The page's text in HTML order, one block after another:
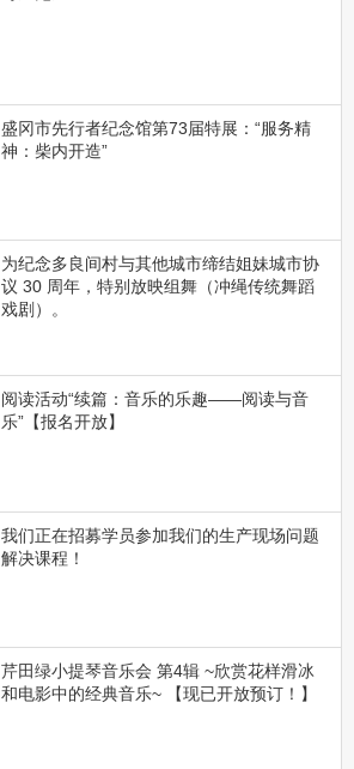
盛冈市先行者纪念馆第73届特展：“服务精
神：柴内开造”
为纪念多良间村与其他城市缔结姐妹城市协
议 30 周年，特别放映组舞（冲绳传统舞蹈
戏剧）。
阅读活动“续篇：音乐的乐趣——阅读与音
乐”【报名开放】
我们正在招募学员参加我们的生产现场问题
解决课程！
芹田绿小提琴音乐会 第4辑 ~欣赏花样滑冰
和电影中的经典音乐~ 【现已开放预订！】